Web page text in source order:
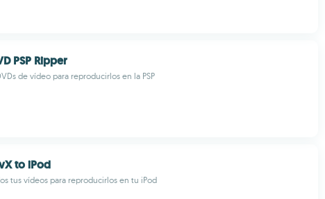
PSP Ripper
de vídeo para reproducirlos en la PSP
to iPod
tus vídeos para reproducirlos en tu iPod